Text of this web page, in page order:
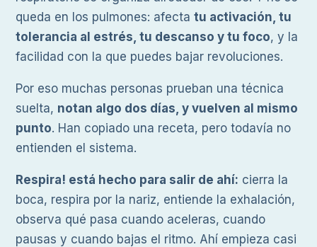
queda en los pulmones: afecta tu activación, tu
tolerancia al estrés, tu descanso y tu foco, y la
facilidad con la que puedes bajar revoluciones.
Por eso muchas personas prueban una técnica
suelta, notan algo dos días, y vuelven al mismo
punto. Han copiado una receta, pero todavía no
entienden el sistema.
Respira! está hecho para salir de ahí: cierra la
boca, respira por la nariz, entiende la exhalación,
observa qué pasa cuando aceleras, cuando
pausas y cuando bajas el ritmo. Ahí empieza casi